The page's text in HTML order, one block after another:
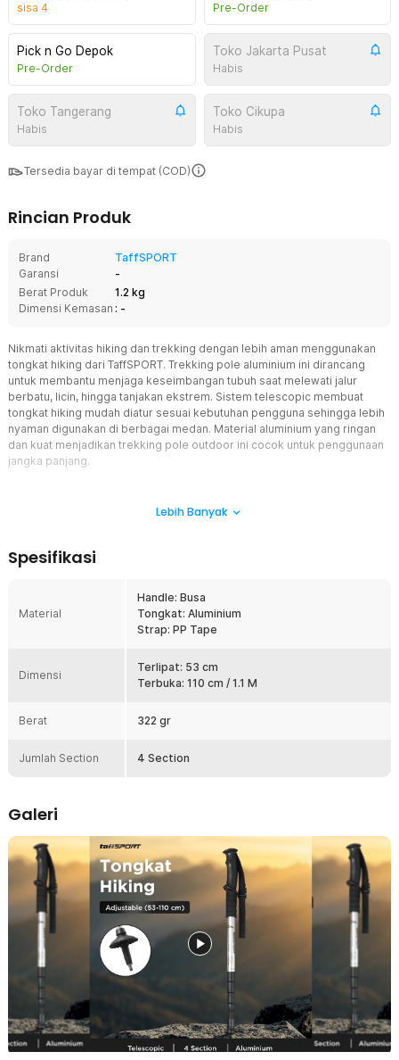
sisa 4 Pre-Order
Pick n Go Depok
Pre-Order
Toko Jakarta Pusat
Habis
Toko Tangerang
Habis
Toko Cikupa
Habis
Tersedia bayar di tempat (COD)
Rincian Produk
Brand
TaffSPORT
Garansi
-
Berat Produk
1.2 kg
Dimensi Kemasan : -
Nikmati aktivitas hiking dan trekking dengan lebih aman menggunakan
tongkat hiking dari TaffSPORT. Trekking pole aluminium ini dirancang
untuk membantu menjaga keseimbangan tubuh saat melewati jalur
berbatu, licin, hingga tanjakan ekstrem. Sistem telescopic membuat
tongkat hiking mudah diatur sesuai kebutuhan pengguna sehingga lebih
nyaman digunakan di berbagai medan. Material aluminium yang ringan
dan kuat menjadikan trekking pole outdoor ini cocok untuk penggunaan
jangka panjang.
sesuai tinggi badan dan kebutuhan medan. Sistem adjustable
menanjak maupun menurun. Saat tidak digunakan, tongkat dapat
dipendekkan agar mudah disimpan di tas atau carrier. Cocok
digunakan untuk hiking gunung, camping, hingga aktivitas outdoor
Handle Ergonomis Anti Slip
Bagian handle menggunakan material busa yang nyaman
pegangan tetap stabil meski tangan berkeringat saat trekking.
Desain ergonomis juga membantu mengurangi rasa pegal pada
tongkat hiking lebih aman digunakan.
Trekking pole dilengkapi mudstop dan ujung anti slip untuk
memberikan pijakan yang lebih stabil. Fitur ini membantu menjaga
keseimbangan saat melewati jalur berlumpur, berbatu, maupun licin.
Stabilitas tambahan membuat aktivitas hiking terasa lebih aman dan
nyaman. Cocok digunakan untuk pendakian ringan hingga medan
ekstrem.
Aluminium Ringan dan Kokoh
Material aluminium membuat tongkat hiking tetap ringan tanpa
mengurangi kekuatannya. Karakter material ini tahan karat dan tidak
mudah rusak sehingga cocok digunakan di berbagai kondisi cuaca
outdoor. Bobot ringan membantu mengurangi beban bawaan saat
hiking jarak jauh. Trekking pole aluminium juga lebih nyaman dibawa
traveling.
Praktis Dibawa ke Mana Saja
Desain portable memungkinkan tongkat trekking mudah disimpan
Lebih Banyak
Spesifikasi
Material
Handle: Busa
Tongkat: Aluminium
Strap: PP Tape
Dimensi
Terlipat: 53 cm
Terbuka: 110 cm / 1.1 M
Berat 322 gr
Jumlah Section 4 Section
Galeri